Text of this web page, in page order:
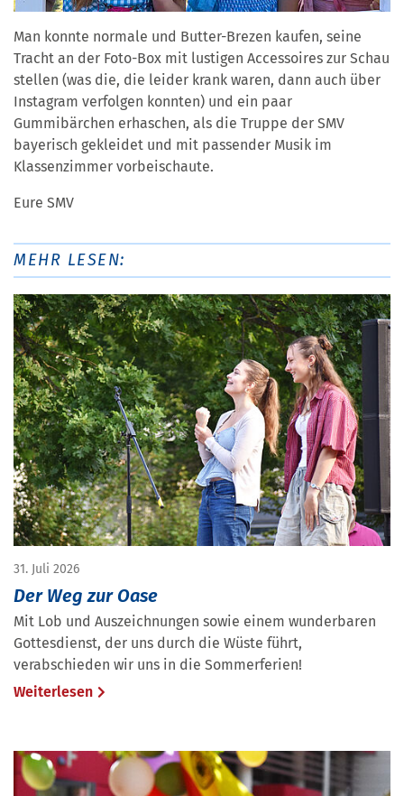
Man konnte normale und Butter-Brezen kaufen, seine
Tracht an der Foto-Box mit lustigen Accessoires zur Schau
stellen (was die, die leider krank waren, dann auch über
Instagram verfolgen konnten) und ein paar
Gummibärchen erhaschen, als die Truppe der SMV
bayerisch gekleidet und mit passender Musik im
Klassenzimmer vorbeischaute.
Eure SMV
MEHR LESEN:
31. Juli 2026
Der Weg zur Oase
Mit Lob und Auszeichnungen sowie einem wunderbaren
Gottesdienst, der uns durch die Wüste führt,
verabschieden wir uns in die Sommerferien!
Weiterlesen